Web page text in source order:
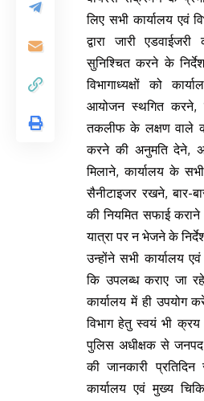
लिए सभी कार्यालय एवं
द्वारा जारी
सुनिश्चित करने के
विभागाध्यक्षों को
आयोजन स्थगित
तकलीफ के लक्षण वाले
करने की अनुमति देने,
मिलाने, कार्यालय के
सैनीटाइजर रखने, बार-
की नियमित सफाई कराने
यात्रा पर न भेजने के
उन्होंने सभी कार्यालय एवं
कि उपलब्ध कराए जा
कार्यालय में ही
विभाग हेतु स्वयं भी
पुलिस अधीक्षक से
की जानकारी
कार्यालय एवं मुख्य